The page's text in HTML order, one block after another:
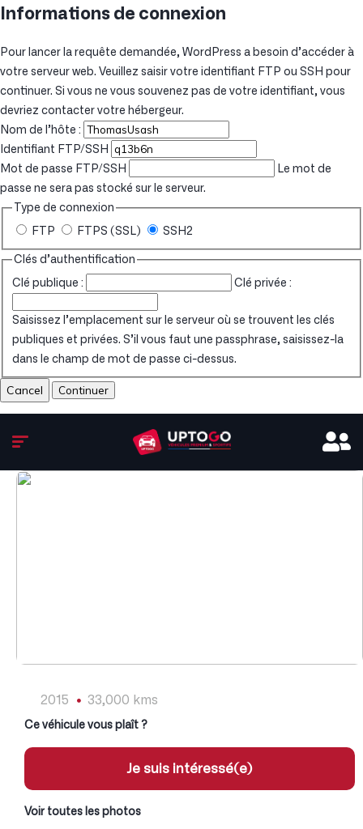
Informations de connexion
Pour lancer la requête demandée, WordPress a besoin d’accéder à
votre serveur web. Veuillez saisir votre identifiant FTP ou SSH pour
continuer. Si vous ne vous souvenez pas de votre identifiant, vous
devriez contacter votre hébergeur.
Nom de l’hôte :
Identifiant FTP/SSH
Mot de passe FTP/SSH
Le mot de
passe ne sera pas stocké sur le serveur.
Type de connexion
FTP FTPS (SSL) SSH2
Clés d’authentification
Clé publique : Clé privée :
Saisissez l’emplacement sur le serveur où se trouvent les clés
publiques et privées. S’il vous faut une passphrase, saisissez-la
dans le champ de mot de passe ci-dessus.
Cancel
2015 33,000 kms
Ce véhicule vous plaît ?
Je suis intéressé(e)
Voir toutes les photos